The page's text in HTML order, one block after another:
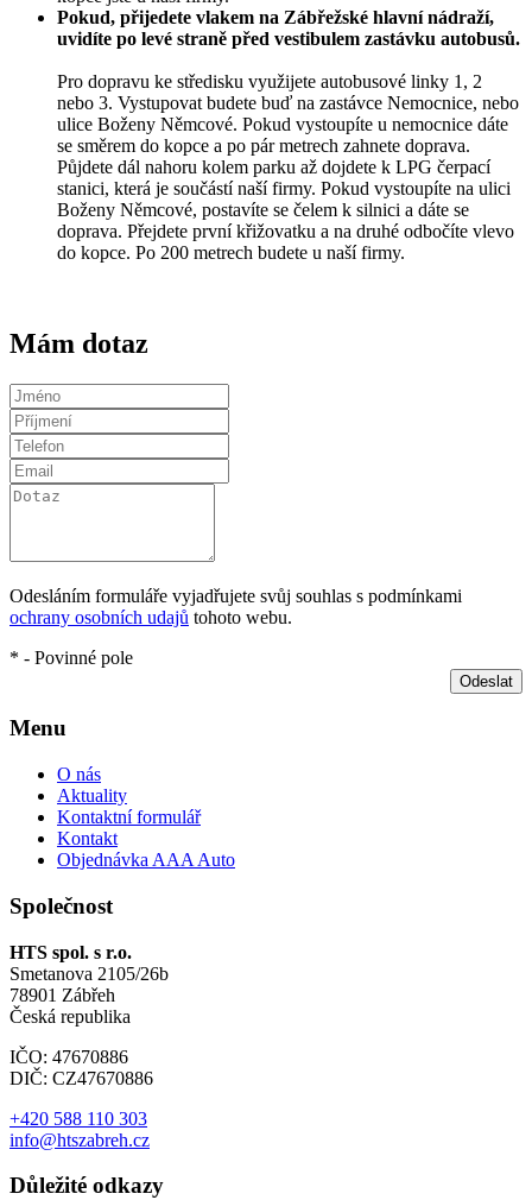
Pokud, přijedete vlakem na Zábřežské hlavní nádraží,
uvidíte po levé straně před vestibulem zastávku autobusů.
Pro dopravu ke středisku využijete autobusové linky 1, 2
nebo 3. Vystupovat budete buď na zastávce Nemocnice, nebo
ulice Boženy Němcové. Pokud vystoupíte u nemocnice dáte
se směrem do kopce a po pár metrech zahnete doprava.
Půjdete dál nahoru kolem parku až dojdete k LPG čerpací
stanici, která je součástí naší firmy. Pokud vystoupíte na ulici
Boženy Němcové, postavíte se čelem k silnici a dáte se
doprava. Přejdete první křižovatku a na druhé odbočíte vlevo
do kopce. Po 200 metrech budete u naší firmy.
Mám dotaz
Odesláním formuláře vyjadřujete svůj souhlas s podmínkami
ochrany osobních udajů tohoto webu.
* - Povinné pole
Odeslat
Menu
O nás
Aktuality
Kontaktní formulář
Kontakt
Objednávka AAA Auto
Společnost
HTS spol. s r.o.
Smetanova 2105/26b
78901 Zábřeh
Česká republika
IČO: 47670886
DIČ: CZ47670886
+420 588 110 303
info@htszabreh.cz
Důležité odkazy